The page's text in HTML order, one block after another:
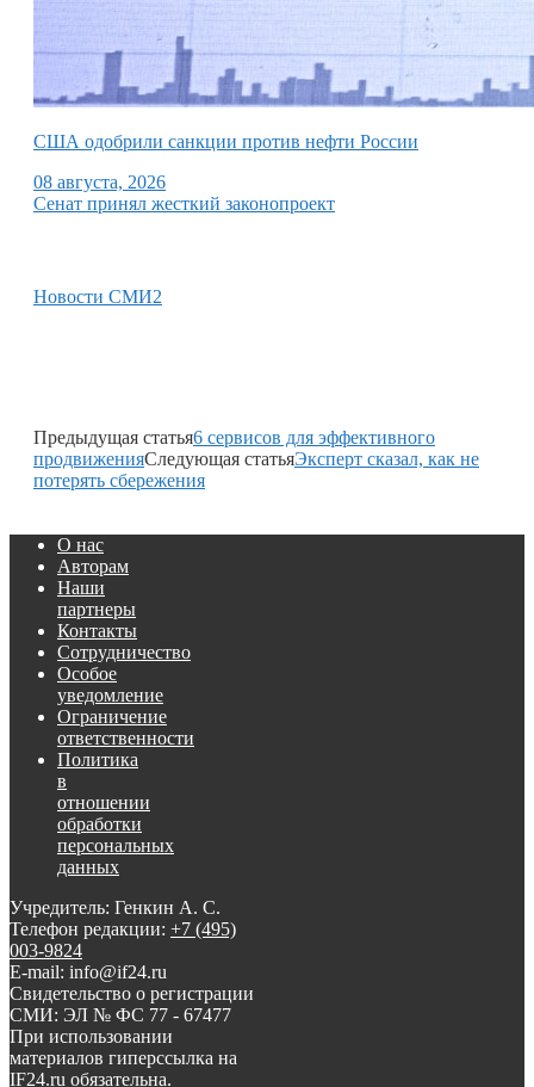
США одобрили санкции против нефти России
08 августа, 2026
Сенат принял жесткий законопроект
Новости СМИ2
Предыдущая статья6 сервисов для эффективного
продвиженияСледующая статьяЭксперт сказал, как не
потерять сбережения
О нас
Авторам
Наши
партнеры
Контакты
Сотрудничество
Особое
уведомление
Ограничение
ответственности
Политика
в
отношении
обработки
персональных
данных
Учредитель: Генкин А. С.
Телефон редакции: +7 (495)
003-9824
E-mail: info@if24.ru
Свидетельство о регистрации
СМИ: ЭЛ № ФС 77 - 67477
При использовании
материалов гиперссылка на
IF24.ru обязательна.